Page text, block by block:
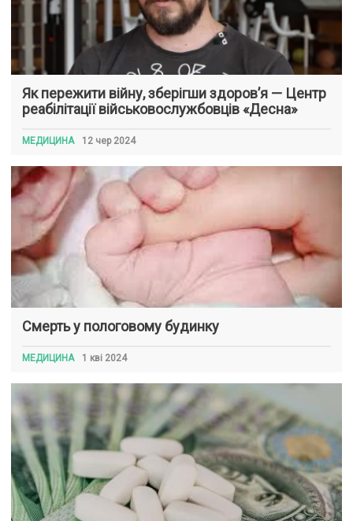
Як пережити війну, зберігши здоров’я — Центр
реабілітації військовослужбовців «Десна»
МЕДИЦИНА 12 чер 2024
Смерть у пологовому будинку
МЕДИЦИНА 1 кві 2024